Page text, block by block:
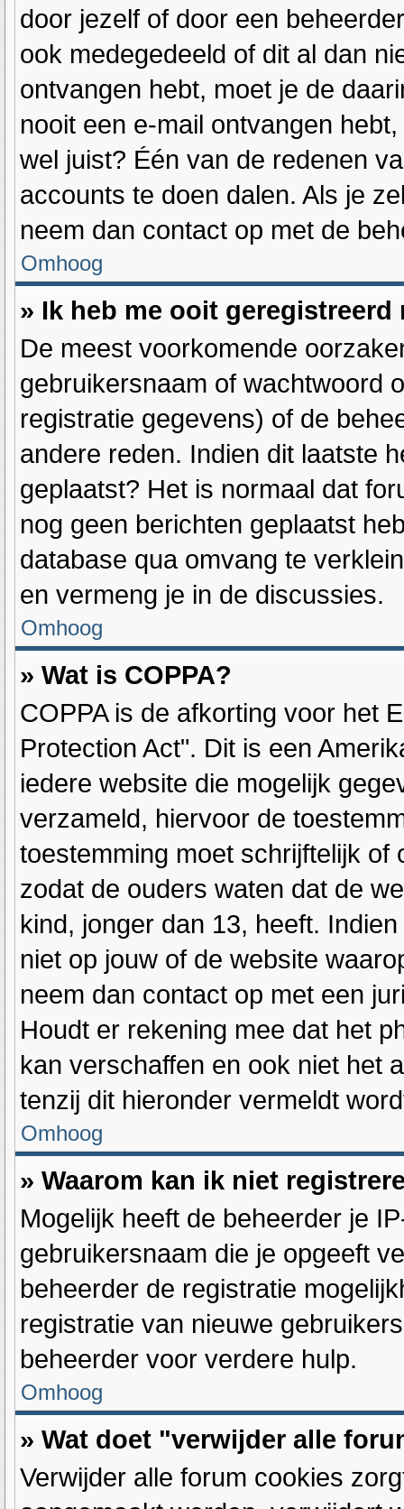
door jezelf of door een
ook medegedeeld of dit al dan
ontvangen hebt, moet je de
nooit een e-mail ontvangen
wel juist? Één van de redenen
accounts te doen dalen. Als je
neem dan contact op met de
Omhoog
» Ik heb me ooit
De meest voorkomende
gebruikersnaam of wachtwoord
registratie gegevens) of de
andere reden. Indien dit laatste
geplaatst? Het is normaal dat
nog geen berichten geplaatst
database qua omvang te
en vermeng je in de discussies.
Omhoog
» Wat is COPPA?
COPPA is de afkorting voor het
Protection Act". Dit is een
iedere website die mogelijk
verzameld, hiervoor de
toestemming moet schrijftelijk
zodat de ouders waten dat de
kind, jonger dan 13, heeft.
niet op jouw of de website
neem dan contact op met een
Houdt er rekening mee dat het
kan verschaffen en ook niet het
tenzij dit hieronder vermeldt
Omhoog
» Waarom kan ik niet
Mogelijk heeft de beheerder je
gebruikersnaam die je opgeeft
beheerder de registratie
registratie van nieuwe
beheerder voor verdere hulp.
Omhoog
» Wat doet "verwijder alle
Verwijder alle forum cookies